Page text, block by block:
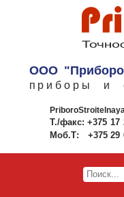
ООО
приборы и
Т./факс: +375 17
Моб.Т:
+375 29